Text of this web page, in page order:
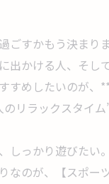
ごすかもう決まり
出かける人、そし
すめしたいのが、
リラックスタイム
しっかり遊びたい。
なのが、【スポー